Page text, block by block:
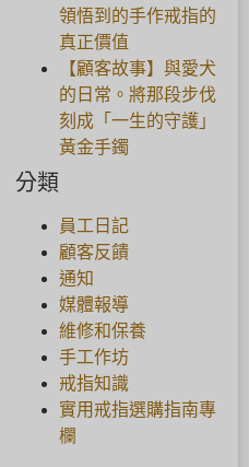
領悟到的手作戒指的
真正價值
【顧客故事】與愛犬
的日常。將那段步伐
刻成「一生的守護」
黃金手鐲
分類
員工日記
顧客反饋
通知
媒體報導
維修和保養
手工作坊
戒指知識
實用戒指選購指南專
欄